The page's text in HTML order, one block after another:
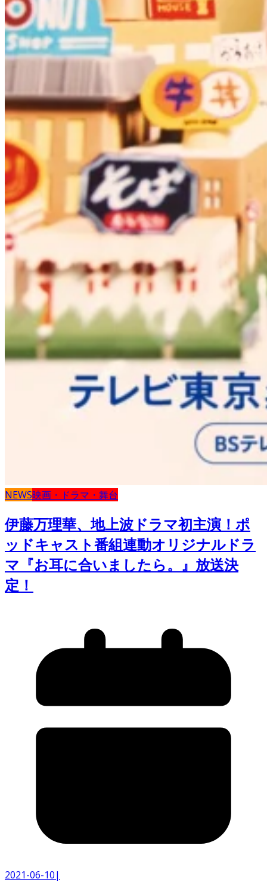
NEWS映画・ドラマ・舞台
伊藤万理華、地上波ドラマ初主演！ポ
ッドキャスト番組連動オリジナルドラ
マ『お耳に合いましたら。』放送決
定！
2021-06-10|